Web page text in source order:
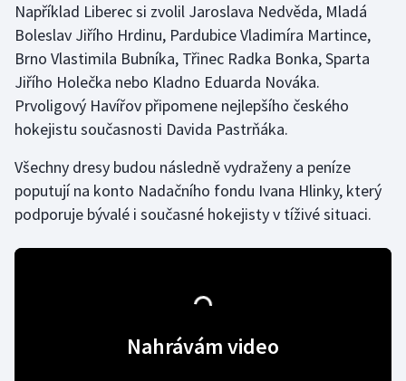
Golf
Gymnastika
Házená
Judo
Například Liberec si zvolil Jaroslava Nedvěda, Mladá
Boleslav Jiřího Hrdinu, Pardubice Vladimíra Martince,
Brno Vlastimila Bubníka, Třinec Radka Bonka, Sparta
Jiřího Holečka nebo Kladno Eduarda Nováka.
Prvoligový Havířov připomene nejlepšího českého
hokejistu současnosti Davida Pastrňáka.
Všechny dresy budou následně vydraženy a peníze
poputují na konto Nadačního fondu Ivana Hlinky, který
podporuje bývalé i současné hokejisty v tíživé situaci.
Nahrávám video